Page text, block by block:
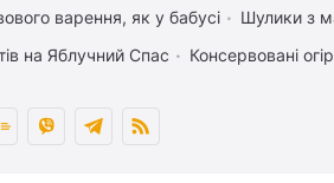
варення, як у бабусі
Шулики з
на Яблучний Спас Консервовані